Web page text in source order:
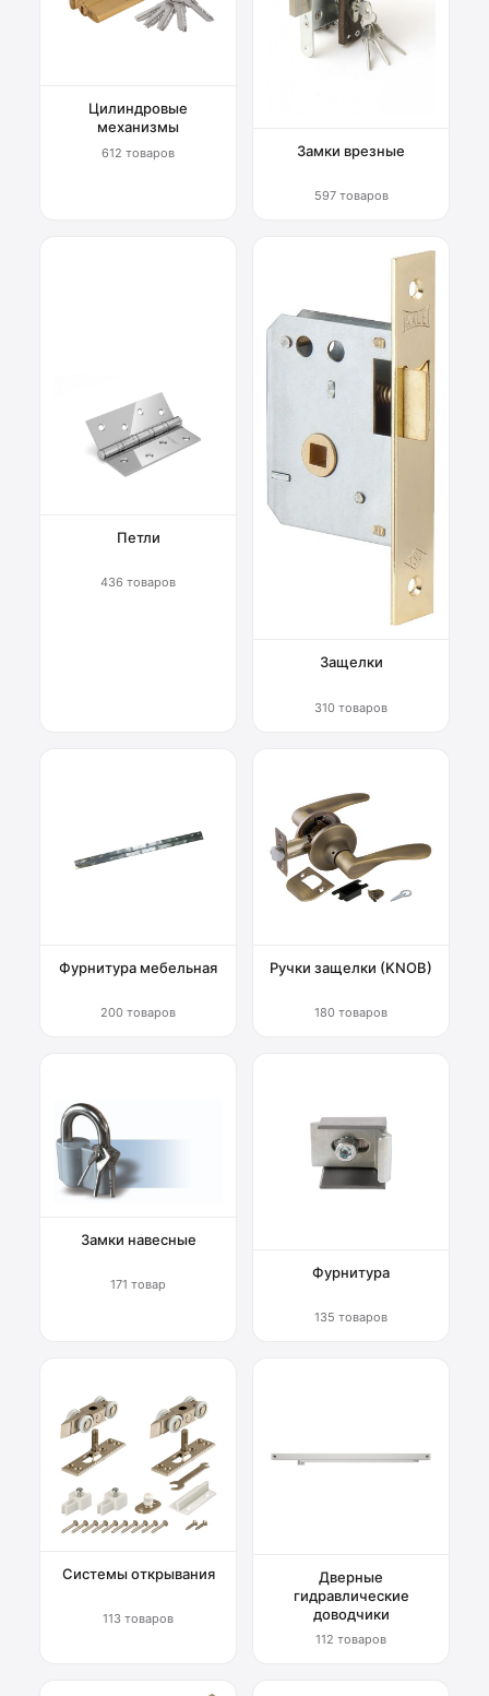
Цилиндровые
механизмы
612 товаров Замки врезные
597 товаров
Петли
436 товаров
Защелки
310 товаров
Фурнитура мебельная
200 товаров
Ручки защелки (KNOB)
180 товаров
Замки навесные
171 товар
Фурнитура
135 товаров
Системы открывания
113 товаров
Дверные
гидравлические
доводчики
112 товаров